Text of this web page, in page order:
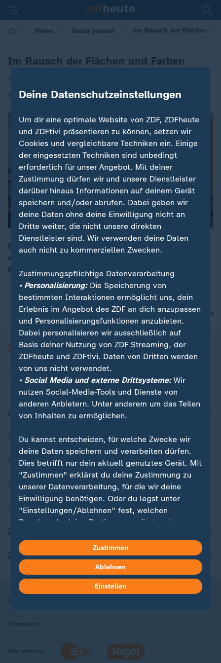
Video heute journal Im Rausch der Flächen
Im Rausch der Flächen und Farben
von Sohad Khaldi
07.12.2025 | 21:45
Der zeitgenössische Künstler Daniel Richter inszeniert
sich und seine Werke bunt, abstrakt und plakativ.
Richters Werke provozieren und polarisieren.
nach oben
Aktuell bei ZDFheute
Zuletzt veröffentlicht
Aktuelle Sendungs-Videos
ZDFheute Stories
Themen im Überblick
ZDFheute Apps
Nutzungsbedingungen
Impressum
Wechseln zu:
Deine Datenschutzeinstellungen
Um dir eine optimale Website von ZDF, ZDFheute
und ZDFtivi präsentieren zu können, setzen wir
Cookies und vergleichbare Techniken ein. Einige
der eingesetzten Techniken sind unbedingt
erforderlich für unser Angebot. Mit deiner
Zustimmung dürfen wir und unsere Dienstleister
darüber hinaus Informationen auf deinem Gerät
speichern und/oder abrufen. Dabei geben wir
deine Daten ohne deine Einwilligung nicht an
Dritte weiter, die nicht unsere direkten
Dienstleister sind. Wir verwenden deine Daten
auch nicht zu kommerziellen Zwecken.
Zustimmungspflichtige Datenverarbeitung
• Personalisierung:Die Speicherung von
bestimmten Interaktionen ermöglicht uns, dein
Erlebnis im Angebot des ZDF an dich anzupassen
und Personalisierungsfunktionen anzubieten.
Dabei personalisieren wir ausschließlich auf
Basis deiner Nutzung von ZDF Streaming, der
ZDFheute und ZDFtivi. Daten von Dritten werden
von uns nicht verwendet.
• Social Media und externe Drittsysteme:Wir
nutzen Social-Media-Tools und Dienste von
anderen Anbietern. Unter anderem um das Teilen
von Inhalten zu ermöglichen.
Du kannst entscheiden, für welche Zwecke wir
deine Daten speichern und verarbeiten dürfen.
Dies betrifft nur dein aktuell genutztes Gerät. Mit
"Zustimmen" erklärst du deine Zustimmung zu
unserer Datenverarbeitung, für die wir deine
Einwilligung benötigen. Oder du legst unter
"Einstellungen/Ablehnen" fest, welchen
Zwecken du deine Zustimmung gibst und
kannst du jederzeit mit Wirkung für die Zukunft
in deinen Einstellungen widerrufen oder ändern.
Hier findest du das Impressum.
Weitere Informationen findest du in unserer
Zustimmen
Ablehnen
Einstellen